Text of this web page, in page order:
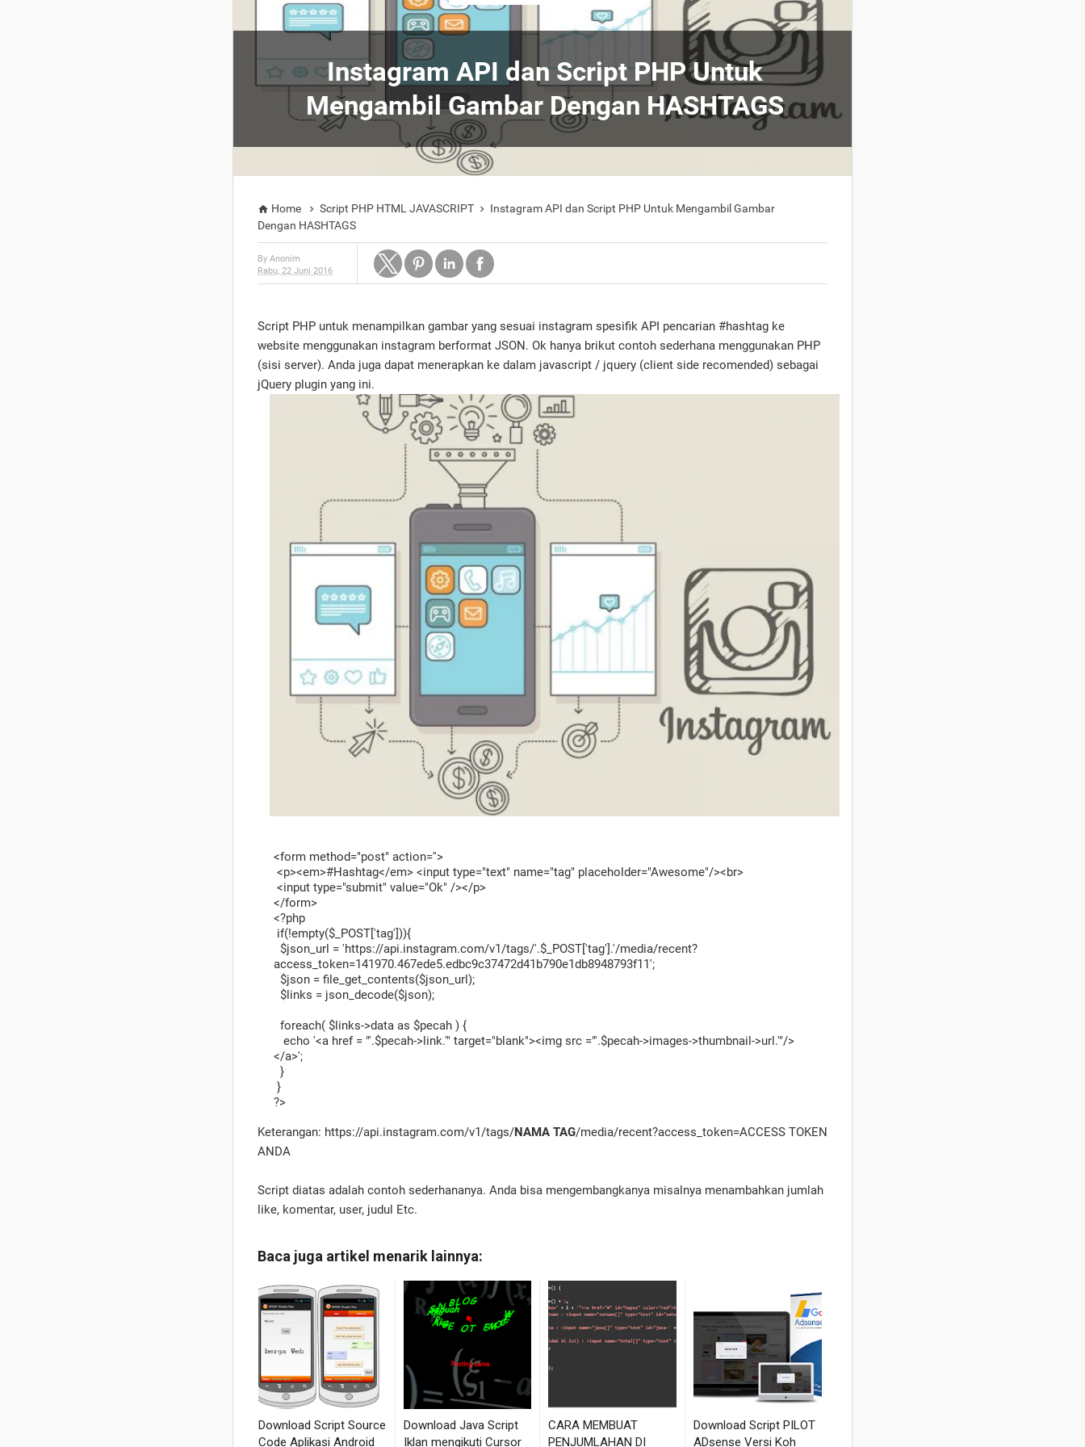
Instagram API dan Script PHP Untuk
Mengambil Gambar Dengan HASHTAGS
 Home  Script PHP HTML JAVASCRIPT 
Instagram API dan Script PHP Untuk Mengambil Gambar
Dengan HASHTAGS
By Anonim
Rabu, 22 Juni 2016
Script PHP untuk menampilkan gambar yang sesuai instagram spesifik API pencarian #hashtag ke
website menggunakan instagram berformat JSON. Ok hanya brikut contoh sederhana menggunakan PHP
(sisi server). Anda juga dapat menerapkan ke dalam javascript / jquery (client side recomended) sebagai
jQuery plugin yang ini.
<form method="post" action=''>
<p><em>#Hashtag</em> <input type="text" name="tag" placeholder="Awesome"/><br>
<input type="submit" value="Ok" /></p>
</form>
<?php
if(!empty($_POST['tag'])){
$json_url = 'https://api.instagram.com/v1/tags/'.$_POST['tag'].'/media/recent?
access_token=141970.467ede5.edbc9c37472d41b790e1db8948793f11';
$json = file_get_contents($json_url);
$links = json_decode($json);
foreach( $links->data as $pecah ) {
echo '<a href = "'.$pecah->link.'" target="blank"><img src ="'.$pecah->images->thumbnail->url.'"/>
</a>';
}
}
?>
Keterangan: https://api.instagram.com/v1/tags/NAMA TAG/media/recent?access_token=ACCESS TOKEN
ANDA
Script diatas adalah contoh sederhananya. Anda bisa mengembangkanya misalnya menambahkan jumlah
like, komentar, user, judul Etc.